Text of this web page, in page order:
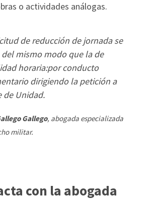
o actividades análogas.
de reducción de jornada se
del mismo modo que la de
horaria:por conducto
dirigiendo la petición a
de Unidad.
Gallego, abogada especializada
militar.
con la abogada